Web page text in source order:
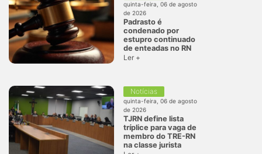
quinta-feira, 06 de agosto
de 2026
Padrasto é
condenado por
estupro continuado
de enteadas no RN
Ler +
Notícias
quinta-feira, 06 de agosto
de 2026
TJRN define lista
tríplice para vaga de
membro do TRE-RN
na classe jurista